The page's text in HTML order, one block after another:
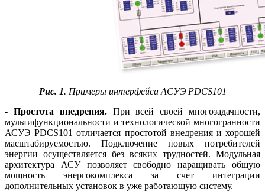
Рис. 1. Примеры интерфейса АСУЭ PDCS101
- Простота внедрения.При всей своей многозадачности,
мультифункциональности и технологической многогранности
АСУЭ PDCS101 отличается простотой внедрения и хорошей
масштабируемостью. Подключение новых потребителей
энергии осуществляется без всяких трудностей. Модульная
архитектура АСУ позволяет свободно наращивать общую
мощность энергокомплекса за счет интеграции
дополнительных установок в уже работающую систему.